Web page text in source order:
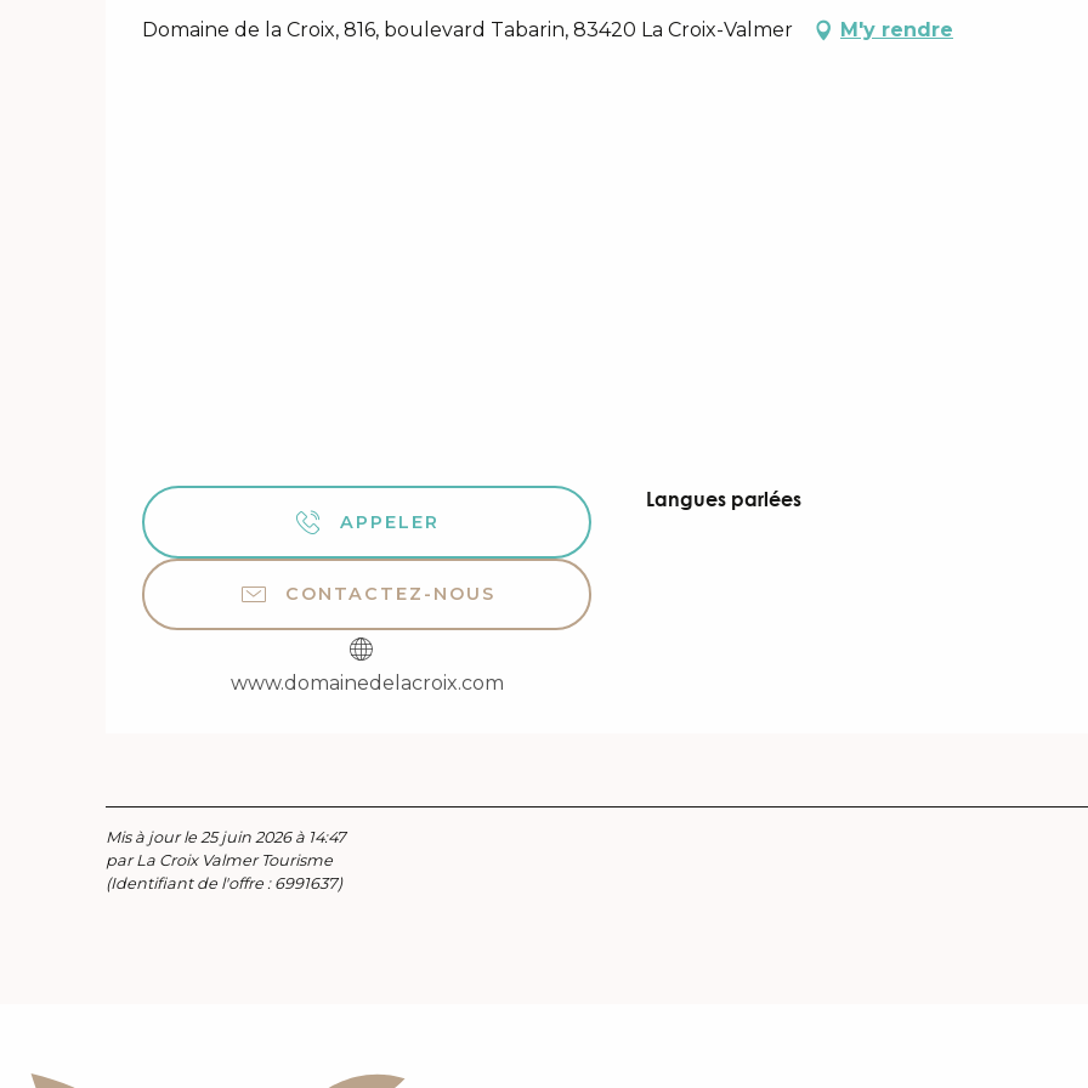
Domaine de la Croix, 816, boulevard Tabarin, 83420 La Croix-Valmer M'y rendre
APPELER
CONTACTEZ-NOUS
www.domainedelacroix.com
Langues parlées
Langues parlées
Mis à jour le 25 juin 2026 à 14:47
par La Croix Valmer Tourisme
(Identifiant de l'offre : 6991637)